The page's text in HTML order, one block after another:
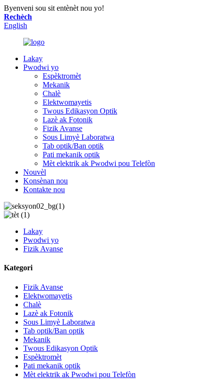
Byenveni sou sit entènèt nou yo!
Rechèch
English
Lakay
Pwodwi yo
Espèktromèt
Mekanik
Chalè
Elektwomayetis
Twous Edikasyon Optik
Lazè ak Fotonik
Fizik Avanse
Sous Limyè Laboratwa
Tab optik/Ban optik
Pati mekanik optik
Mèt elektrik ak Pwodwi pou Telefòn
Nouvèl
Konsènan nou
Kontakte nou
Lakay
Pwodwi yo
Fizik Avanse
Kategori
Fizik Avanse
Elektwomayetis
Chalè
Lazè ak Fotonik
Sous Limyè Laboratwa
Tab optik/Ban optik
Mekanik
Twous Edikasyon Optik
Espèktromèt
Pati mekanik optik
Mèt elektrik ak Pwodwi pou Telefòn